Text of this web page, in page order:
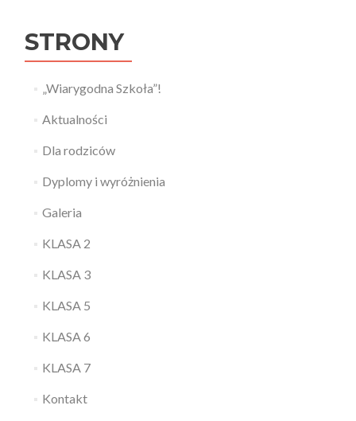
STRONY
„Wiarygodna Szkoła”!
Aktualności
Dla rodziców
Dyplomy i wyróżnienia
Galeria
KLASA 2
KLASA 3
KLASA 5
KLASA 6
KLASA 7
Kontakt